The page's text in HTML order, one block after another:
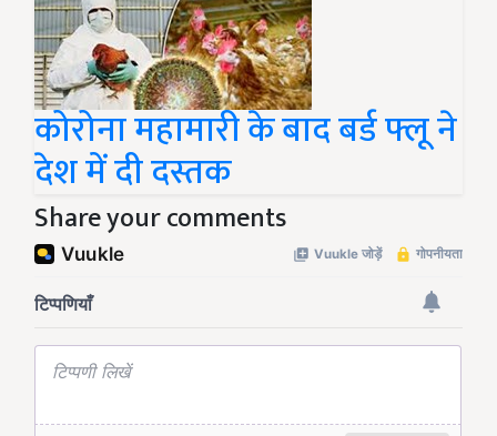
कोरोना महामारी के बाद बर्ड फ्लू ने
देश में दी दस्तक
Share your comments